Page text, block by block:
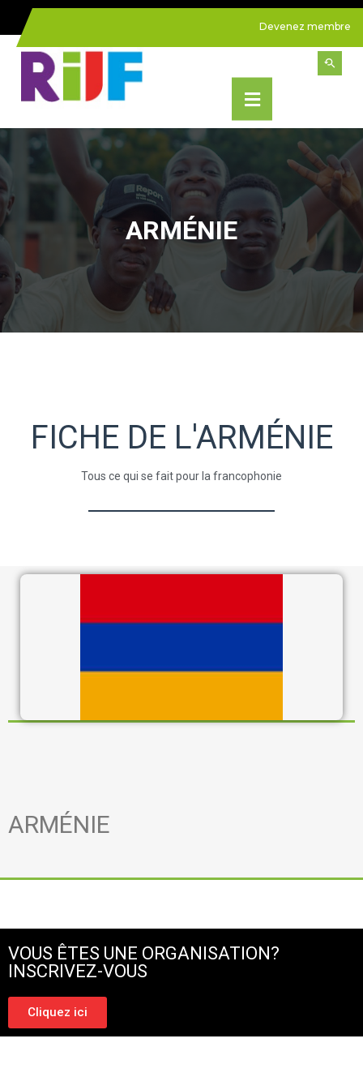
Devenez membre
ARMÉNIE
FICHE DE L'ARMÉNIE
Tous ce qui se fait pour la francophonie
ARMÉNIE
VOUS ÊTES UNE ORGANISATION?
INSCRIVEZ-VOUS
Cliquez ici